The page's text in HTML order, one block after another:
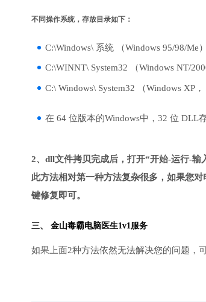
不同操作系统，存放目录如下：
C:\Windows\ 系统 （Windows 95/98/Me）
C:\WINNT\ System32 （Windows NT/
C:\ Windows\ System32 （Windows XP
在 64 位版本的Windows中，32 位 DLL
2、dll文件拷贝完成后，打开“开始-运行-输
此方法相对第一种方法复杂很多，如果您
键修复即可。
三、 金山毒霸电脑医生1v1服务
如果上面2种方法依然无法解决您的问题，